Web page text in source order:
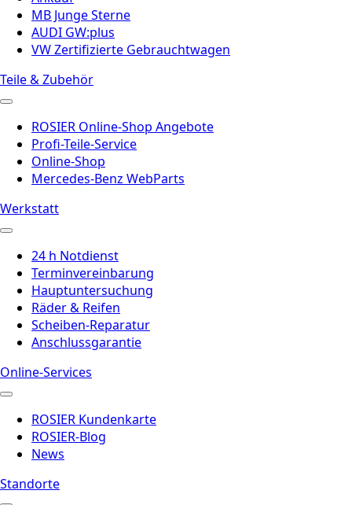
MB Junge Sterne
AUDI GW:plus
VW Zertifizierte Gebrauchtwagen
Teile & Zubehör
ROSIER Online-Shop Angebote
Profi-Teile-Service
Online-Shop
Mercedes-Benz WebParts
Werkstatt
24 h Notdienst
Terminvereinbarung
Hauptuntersuchung
Räder & Reifen
Scheiben-Reparatur
Anschlussgarantie
Online-Services
ROSIER Kundenkarte
ROSIER-Blog
News
Standorte